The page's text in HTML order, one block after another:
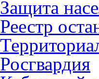
Защита
Реестр
Росгвардия